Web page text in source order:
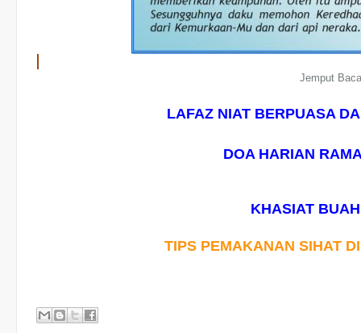
Jemput
LAFAZ NIAT BERPUASA
DOA HARIAN
KHASIAT BUAH
TIPS PEMAKANAN SIHAT